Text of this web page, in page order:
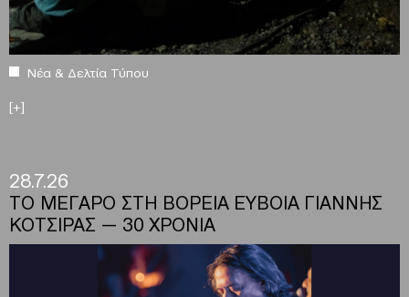
Νέα & Δελτία Τύπου
[+]
28.7.26
ΤΟ ΜΕΓΑΡΟ ΣΤΗ ΒΟΡΕΙΑ ΕΥΒΟΙΑ ΓΙΑΝΝΗΣ
ΚΟΤΣΙΡΑΣ — 30 ΧΡΟΝΙΑ